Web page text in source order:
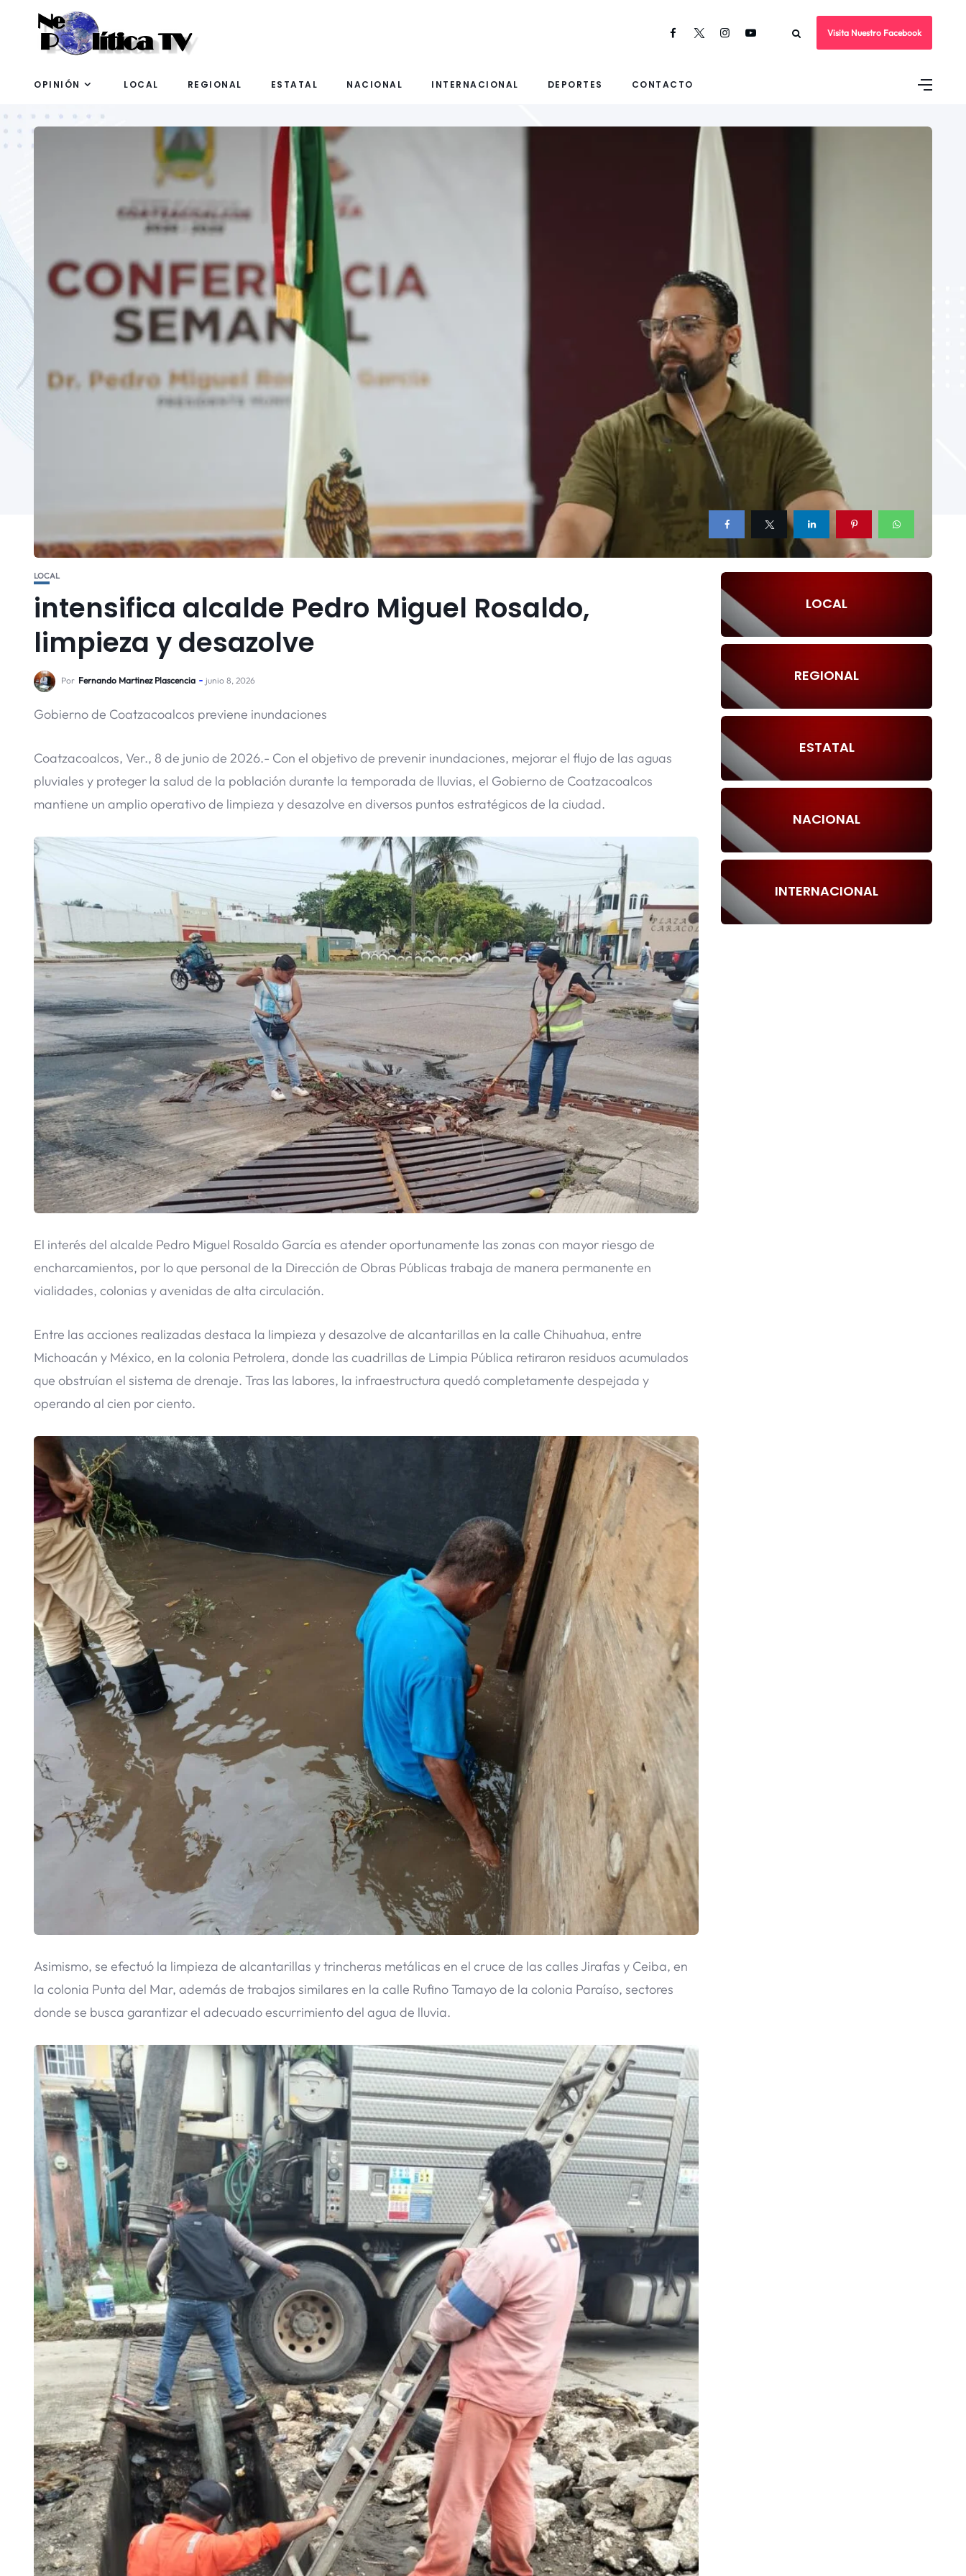
Visita Nuestro Facebook
OPINIÓN LOCAL REGIONAL ESTATAL NACIONAL INTERNACIONAL DEPORTES CONTACTO
LOCAL
intensifica alcalde Pedro Miguel Rosaldo,
limpieza y desazolve
Por Fernando Martinez Plascencia junio 8, 2026
Gobierno de Coatzacoalcos previene inundaciones
Coatzacoalcos, Ver., 8 de junio de 2026.- Con el objetivo de prevenir inundaciones, mejorar el flujo de las aguas
pluviales y proteger la salud de la población durante la temporada de lluvias, el Gobierno de Coatzacoalcos
mantiene un amplio operativo de limpieza y desazolve en diversos puntos estratégicos de la ciudad.
El interés del alcalde Pedro Miguel Rosaldo García es atender oportunamente las zonas con mayor riesgo de
encharcamientos, por lo que personal de la Dirección de Obras Públicas trabaja de manera permanente en
vialidades, colonias y avenidas de alta circulación.
Entre las acciones realizadas destaca la limpieza y desazolve de alcantarillas en la calle Chihuahua, entre
Michoacán y México, en la colonia Petrolera, donde las cuadrillas de Limpia Pública retiraron residuos acumulados
que obstruían el sistema de drenaje. Tras las labores, la infraestructura quedó completamente despejada y
operando al cien por ciento.
Asimismo, se efectuó la limpieza de alcantarillas y trincheras metálicas en el cruce de las calles Jirafas y Ceiba, en
la colonia Punta del Mar, además de trabajos similares en la calle Rufino Tamayo de la colonia Paraíso, sectores
donde se busca garantizar el adecuado escurrimiento del agua de lluvia.
LOCAL
REGIONAL
ESTATAL
NACIONAL
INTERNACIONAL